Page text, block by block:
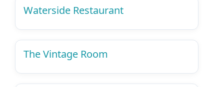
Waterside Restaurant
The Vintage Room